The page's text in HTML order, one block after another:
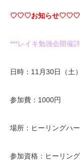
♡♡♡お知らせ♡♡♡
***レイキ勉強会開催
日時：11月30日（土
参加費：1000円
場所：ヒーリングハ
参加資格：ヒーリン